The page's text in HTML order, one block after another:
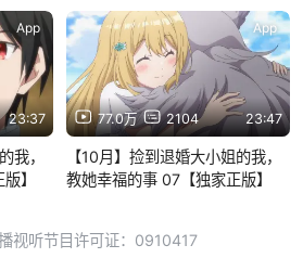
23:37
App
我，
】
77.0万 2104 23:47
App
【10月】捡到退婚大小姐的我，
教她幸福的事 07【独家正版】
视听节目许可证：0910417